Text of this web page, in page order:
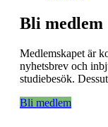
Bli medlem
Medlemskapet är
nyhetsbrev och
studiebesök.
Bli medlem